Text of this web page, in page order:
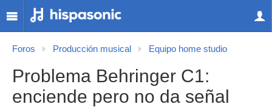
Foros Producción musical Equipo home studio
Problema Behringer C1:
enciende pero no da señal